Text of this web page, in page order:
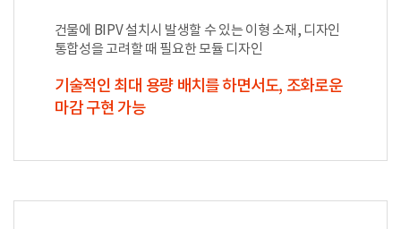
건물에 BIPV 설치시 발생할 수 있는 이형 소재, 디자인
통합성을 고려할 때 필요한 모듈 디자인
기술적인 최대 용량 배치를 하면서도, 조화로운
마감 구현 가능